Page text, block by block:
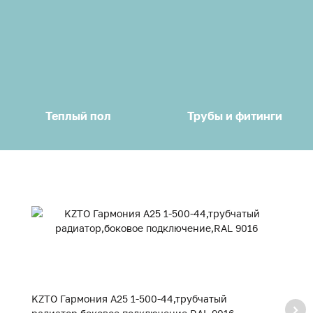
Теплый пол Трубы и фитинги
KZTO Гармония А25 1-500-44,трубчатый